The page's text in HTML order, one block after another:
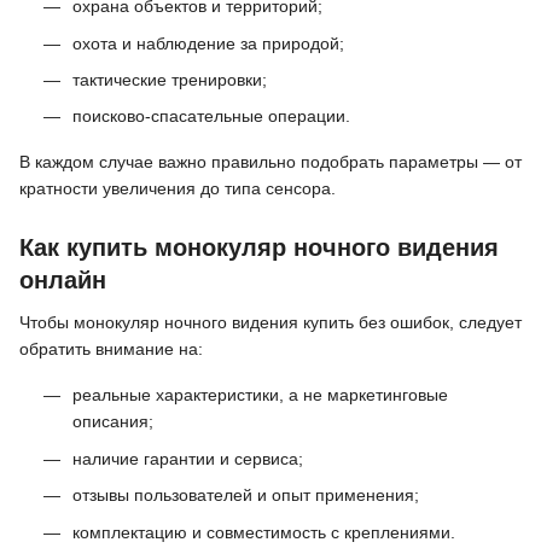
охрана объектов и территорий;
охота и наблюдение за природой;
тактические тренировки;
поисково-спасательные операции.
В каждом случае важно правильно подобрать параметры — от
кратности увеличения до типа сенсора.
Как купить монокуляр ночного видения
онлайн
Чтобы монокуляр ночного видения купить без ошибок, следует
обратить внимание на:
реальные характеристики, а не маркетинговые
описания;
наличие гарантии и сервиса;
отзывы пользователей и опыт применения;
комплектацию и совместимость с креплениями.